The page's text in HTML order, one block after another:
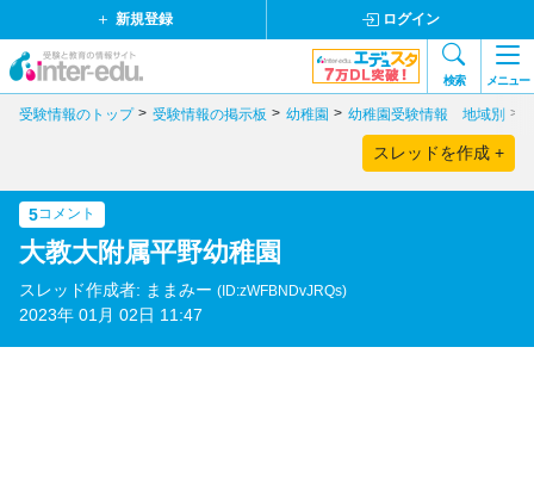
新規登録 ログイン
検索 メニュー
受験情報のトップ 受験情報の掲示板 幼稚園 幼稚園受験情報 地域別
スレッドを作成 +
5コメント
大教大附属平野幼稚園
スレッド作成者: ままみー (ID:zWFBNDvJRQs)
2023年 01月 02日 11:47